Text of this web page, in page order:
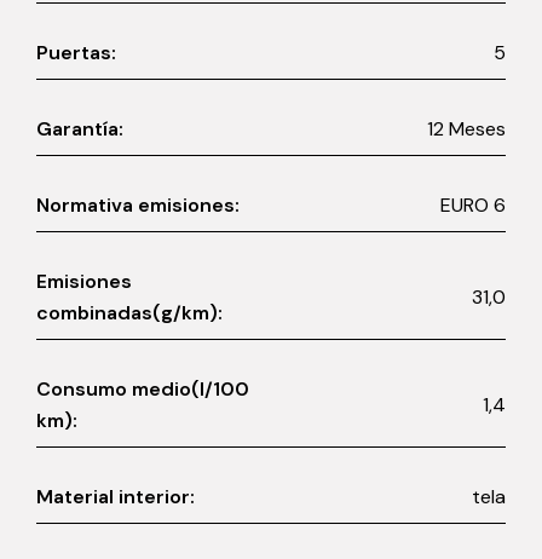
Puertas: 5
Garantía: 12 Meses
Normativa emisiones: EURO 6
Emisiones
combinadas(g/km):
31,0
Consumo medio(l/100
km):
1,4
Material interior: tela